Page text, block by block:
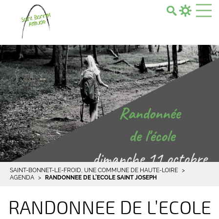
SAINT-BONNET-LE-FROID, UNE COMMUNE DE HAUTE-LOIRE
AGENDA
RANDONNEE DE L’ECOLE SAINT JOSEPH
RANDONNEE DE L’ECOLE